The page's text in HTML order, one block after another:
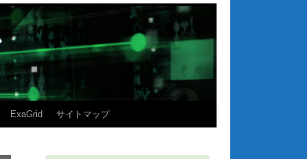
ExaGrid サイトマップ